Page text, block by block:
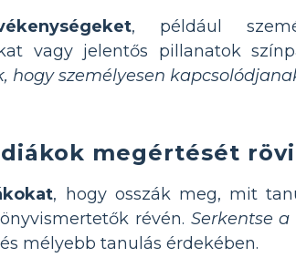
, például
vagy jelentős pillanatok
hogy személyesen
megértését
, hogy osszák meg, mit
révén. Serkentse
mélyebb tanulás érdekében.